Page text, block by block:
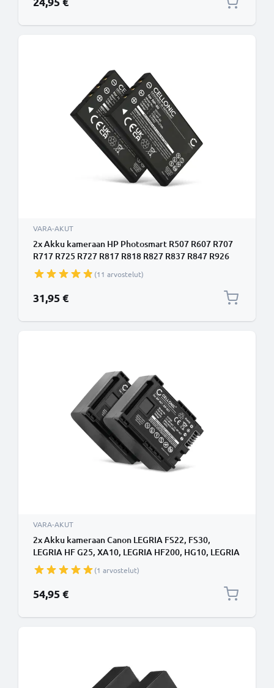
VARA-AKUT
2x Akku kameraan HP Photosmart R507 R607 R707
R717 R725 R727 R817 R818 R827 R837 R847 R926
R927 - L1812A L1812B NP-60 R07 (1180mAh, 3.7V)
tuotemerkiltä CELLONIC
(11 arvostelut)
31,95 €
VARA-AKUT
2x Akku kameraan Canon LEGRIA FS22, FS30,
LEGRIA HF G25, XA10, LEGRIA HF200, HG10, LEGRIA
HF G10 - BP-807 BP-809 BP-819 BP-827 (890mAh,
7.4V) tuotemerkiltä CELLONIC
(1 arvostelut)
54,95 €